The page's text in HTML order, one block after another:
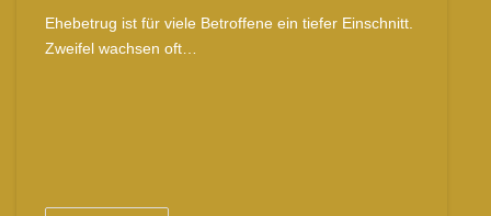
Ehebetrug ist für viele Betroffene ein tiefer Einschnitt.
Zweifel wachsen oft…